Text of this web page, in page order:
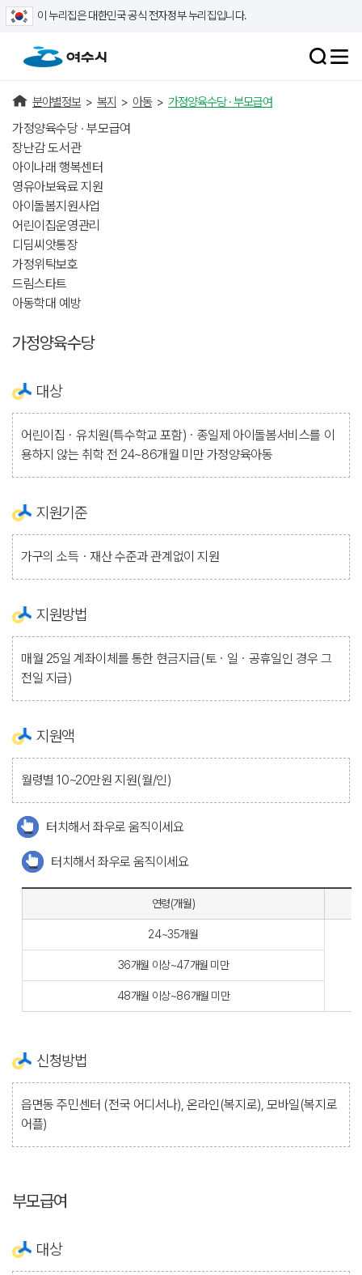
이 누리집은 대한민국 공식 전자정부 누리집입니다.
분야별정보 > 복지 > 아동 > 가정양육수당 · 부모급여
가정양육수당 · 부모급여
장난감 도서관
아이나래 행복센터
영유아보육료 지원
아이돌봄지원사업
어린이집운영관리
디딤씨앗통장
가정위탁보호
드림스타트
아동학대 예방
가정양육수당
대상
어린이집ㆍ유치원(특수학교 포함)ㆍ종일제 아이돌봄서비스를 이
용하지 않는 취학 전 24~86개월 미만 가정양육아동
지원기준
가구의 소득ㆍ재산 수준과 관계없이 지원
지원방법
매월 25일 계좌이체를 통한 현금지급(토ㆍ일ㆍ공휴일인 경우 그
전일 지급)
지원액
월령별 10~20만원 지원(월/인)
터치해서 좌우로 움직이세요
터치해서 좌우로 움직이세요
연령(개월)
24~35개월
36개월 이상~47개월 미만
48개월 이상~86개월 미만
신청방법
읍면동 주민센터 (전국 어디서나), 온라인(복지로), 모바일(복지로
어플)
부모급여
대상